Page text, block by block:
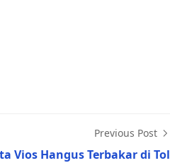
Previous Post
Vios Hangus Terbakar di Tol